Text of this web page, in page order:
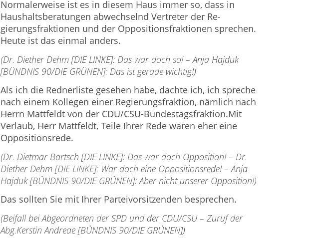
Normalerweise ist es in diesem Haus immer so, dass in
Haushaltsberatungen abwechselnd Vertreter der Re­
gierungsfraktionen und der Oppositionsfraktionen spre­chen.
Heute ist das einmal anders.
(Dr. Diether Dehm [DIE LINKE]: Das war doch so! – Anja Hajduk
[BÜNDNIS 90/DIE GRÜNEN]: Das ist gerade wichtig!)
Als ich die Rednerliste gesehen habe, dachte ich, ich spreche
nach einem Kollegen einer Regierungsfraktion, nämlich nach
Herrn Mattfeldt von der CDU/CSU-Bun­destagsfraktion.Mit
Verlaub, Herr Mattfeldt, Teile Ihrer Rede waren eher eine
Oppositionsrede.
(Dr. Dietmar Bartsch [DIE LINKE]: Das war doch Opposition! – Dr.
Diether Dehm [DIE LINKE]: War doch eine Oppositionsrede! – Anja
Hajduk [BÜNDNIS 90/DIE GRÜNEN]: Aber nicht unserer Opposition!)
Das sollten Sie mit Ihrer Parteivorsitzenden besprechen.
(Beifall bei Abgeordneten der SPD und der CDU/CSU – Zuruf der
Abg.Kerstin Andreae [BÜNDNIS 90/DIE GRÜNEN])